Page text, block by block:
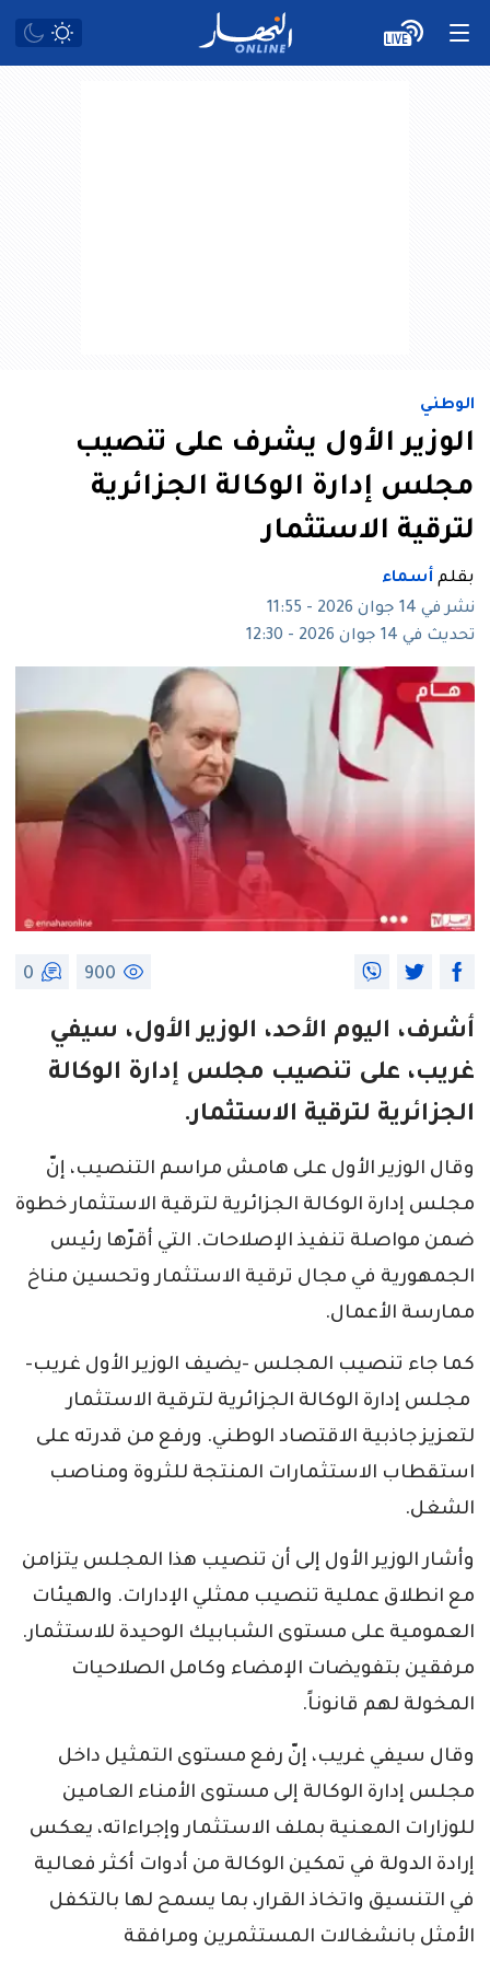
الوطني
الوزير الأول يشرف على تنصيب
مجلس إدارة الوكالة الجزائرية
لترقية الاستثمار
بقلم أسماء
نشر في 14 جوان 2026 - 11:55
تحديث في 14 جوان 2026 - 12:30
900
0
أشرف، اليوم الأحد، الوزير الأول، سيفي
غريب، على تنصيب مجلس إدارة الوكالة
الجزائرية لترقية الاستثمار.
وقال الوزير الأول على هامش مراسم التنصيب، إنّ
مجلس إدارة الوكالة الجزائرية لترقية الاستثمار خطوة
ضمن مواصلة تنفيذ الإصلاحات. التي أقرّها رئيس
الجمهورية في مجال ترقية الاستثمار وتحسين مناخ
ممارسة الأعمال.
كما جاء تنصيب المجلس -يضيف الوزير الأول غريب-
مجلس إدارة الوكالة الجزائرية لترقية الاستثمار
لتعزيز جاذبية الاقتصاد الوطني. ورفع من قدرته على
استقطاب الاستثمارات المنتجة للثروة ومناصب
الشغل.
وأشار الوزير الأول إلى أن تنصيب هذا المجلس يتزامن
مع انطلاق عملية تنصيب ممثلي الإدارات. والهيئات
العمومية على مستوى الشبابيك الوحيدة للاستثمار.
مرفقين بتفويضات الإمضاء وكامل الصلاحيات
المخولة لهم قانوناً.
وقال سيفي غريب، إنّ رفع مستوى التمثيل داخل
مجلس إدارة الوكالة إلى مستوى الأمناء العامين
للوزارات المعنية بملف الاستثمار وإجراءاته، يعكس
إرادة الدولة في تمكين الوكالة من أدوات أكثر فعالية
في التنسيق واتخاذ القرار، بما يسمح لها بالتكفل
الأمثل بانشغالات المستثمرين ومرافقة